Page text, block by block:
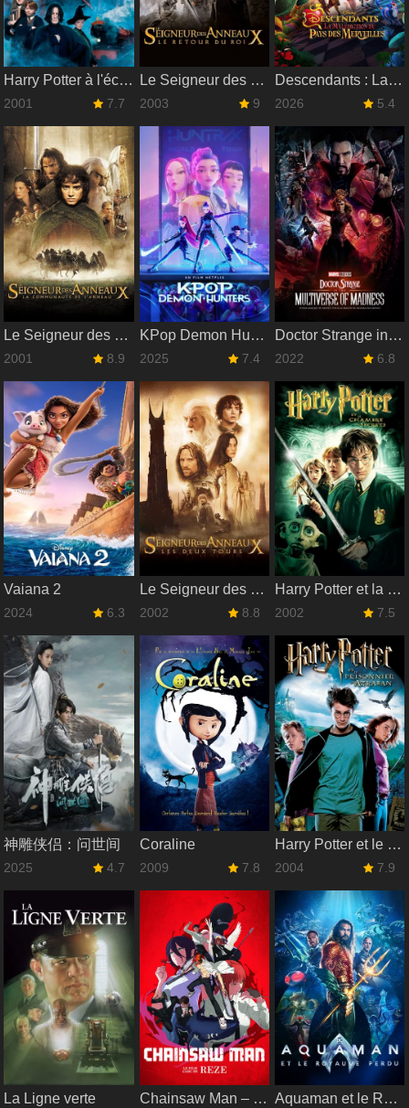
Harry Potter à l'école des sorciers
2001 7.7
Le Seigneur des anneaux : Le Retour du roi
2003 9
Descendants : La Malédiction du Pays des Merveilles
2026 5.4
Le Seigneur des anneaux : La Communauté de l'anneau
2001 8.9
KPop Demon Hunters
2025 7.4
Doctor Strange in the Multiverse of Madness
2022 6.8
Vaiana 2
2024 6.3
Le Seigneur des anneaux : Les Deux Tours
2002 8.8
Harry Potter et la Chambre des secrets
2002 7.5
神雕侠侣：问世间
2025 4.7
Coraline
2009 7.8
Harry Potter et le Prisonnier d'Azkaban
2004 7.9
La Ligne verte Chainsaw Man – Le Film : L'arc de Reze Aquaman et le Royaume perdu